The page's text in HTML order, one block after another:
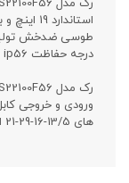
طوسی ضدخش
درجه حفاظت ip56 می باشد.
های 13/5-16-29-21 از بالا به پایین بهره می برد.